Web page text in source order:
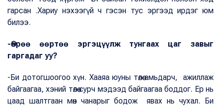
гарсан .Хариу нэхээгүй ч гэсэн тус эргээд ирдэг юм
билээ.
-Өөрөө өөртөө эргэцүүлж тунгаах цаг завыг
гаргадаг уу?
-Би дотогшоогоо хүн. Хааяа юуны төлөө амьдарч, ажиллаж
байгаагаа, хэний төлөө сурч мэдээд байгаагаа боддог. Ер нь
цаад шалтгаан мөн чанарыг бодож явах нь чухал. Би